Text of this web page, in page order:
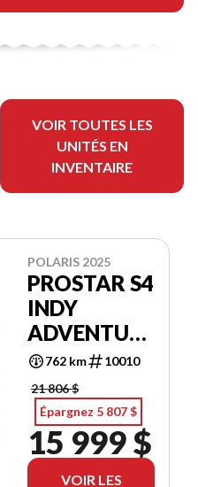
VOIR TOUTES LES
UNITÉS EN
INVENTAIRE
POLARIS 2025
PROSTAR S4
INDY
ADVENTURE
137762 km
10010
21 806 $
Épargnez 5 807 $
15 999 $
VOIR LES